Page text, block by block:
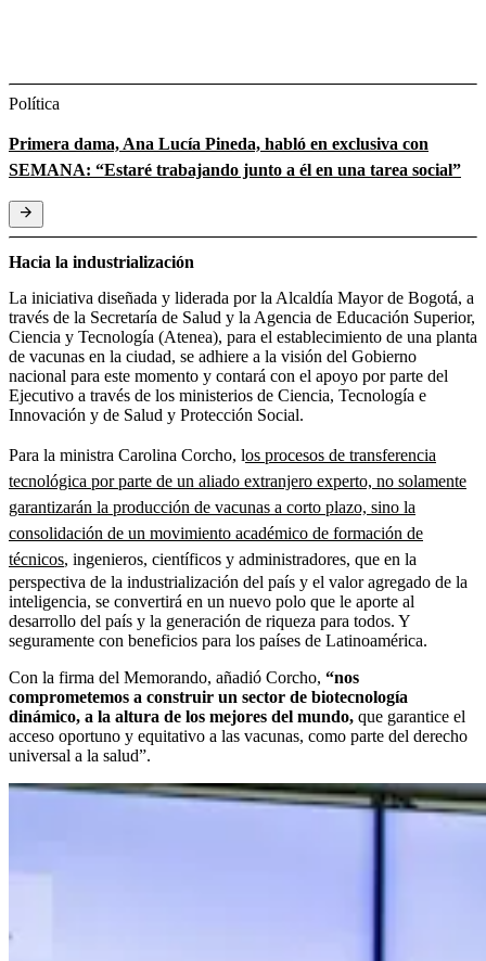
Política
Primera dama, Ana Lucía Pineda, habló en exclusiva con
SEMANA: “Estaré trabajando junto a él en una tarea social”
Hacia la industrialización
La iniciativa diseñada y liderada por la Alcaldía Mayor de Bogotá, a
través de la Secretaría de Salud y la Agencia de Educación Superior,
Ciencia y Tecnología (Atenea), para el establecimiento de una planta
de vacunas en la ciudad, se adhiere a la visión del Gobierno
nacional para este momento y contará con el apoyo por parte del
Ejecutivo a través de los ministerios de Ciencia, Tecnología e
Innovación y de Salud y Protección Social.
Para la ministra Carolina Corcho, los procesos de transferencia
tecnológica por parte de un aliado extranjero experto, no solamente
garantizarán la producción de vacunas a corto plazo, sino la
consolidación de un movimiento académico de formación de
técnicos, ingenieros, científicos y administradores, que en la
perspectiva de la industrialización del país y el valor agregado de la
inteligencia, se convertirá en un nuevo polo que le aporte al
desarrollo del país y la generación de riqueza para todos. Y
seguramente con beneficios para los países de Latinoamérica.
Con la firma del Memorando, añadió Corcho, “nos
comprometemos a construir un sector de biotecnología
dinámico, a la altura de los mejores del mundo, que garantice el
acceso oportuno y equitativo a las vacunas, como parte del derecho
universal a la salud”.